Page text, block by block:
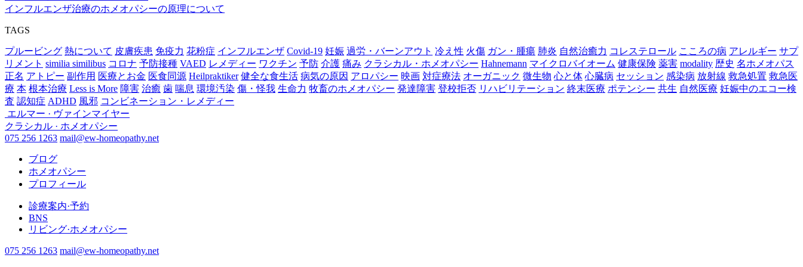
インフルエンザ治療のホメオパシーの原理について
TAGS
プルービング 熱について 皮膚疾患 免疫力 花粉症 インフルエンザ Covid-19 妊娠 過労・バーンアウト 冷え性 火傷 ガン・腫瘍 肺炎 自然治癒力 コレステロール こころの病 アレルギー サプ
リメント similia similibus コロナ 予防接種 VAED レメディー ワクチン 予防 介護 痛み クラシカル・ホメオパシー Hahnemann マイクロバイオーム 健康保険 薬害 modality 歴史 名ホメオパス
正名 アトピー 副作用 医療とお金 医食同源 Heilpraktiker 健全な食生活 病気の原因 アロパシー 映画 対症療法 オーガニック 微生物 心と体 心臓病 セッション 感染病 放射線 救急処置 救急医
療 本 根本治療 Less is More 障害 治癒 歯 喘息 環境汚染 傷・怪我 生命力 牧畜のホメオパシー 発達障害 登校拒否 リハビリテーション 終末医療 ポテンシー 共生 自然医療 妊娠中のエコー検
査 認知症 ADHD 風邪 コンビネーション・レメディー
エルマー · ヴァインマイヤー
クラシカル · ホメオパシー
075 256 1263 mail@ew-homeopathy.net
ブログ
ホメオパシー
プロフィール
診療案内·予約
BNS
リビング·ホメオパシー
075 256 1263 mail@ew-homeopathy.net